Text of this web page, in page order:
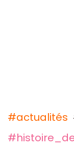
#actualités